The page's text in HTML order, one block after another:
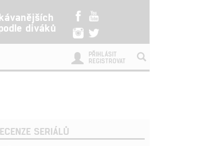
diváků
PŘIHLÁSIT
REGISTROVAT
SERIÁLŮ